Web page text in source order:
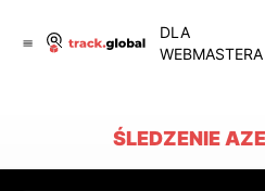
DLA
WEBMASTERA
ŚLEDZENIE